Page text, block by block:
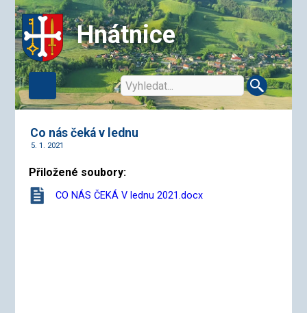
Hnátnice
Co nás čeká v lednu
5. 1. 2021
Přiložené soubory:
CO NÁS ČEKÁ V lednu 2021.docx